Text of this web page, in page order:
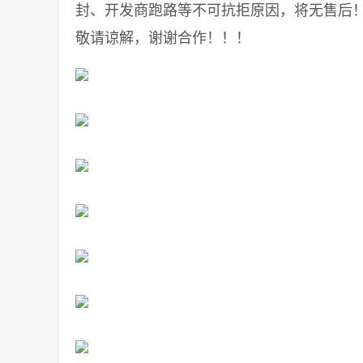
封、开发商跑路等不可抗拒原因，将无售后
敬请谅解，谢谢合作！！！